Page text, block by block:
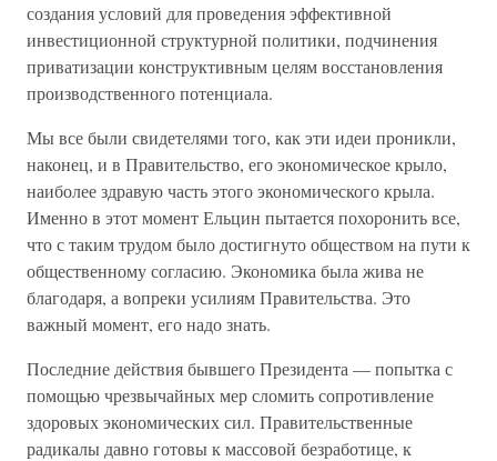
создания условий для проведения эффективной
инвестиционной структурной политики, подчинения
приватизации конструктивным целям восстановления
производственного потенциала.
Мы все были свидетелями того, как эти идеи проникли,
наконец, и в Правительство, его экономическое крыло,
наиболее здравую часть этого экономического крыла.
Именно в этот момент Ельцин пытается похоронить все,
что с таким трудом было достигнуто обществом на пути к
общественному согласию. Экономика была жива не
благодаря, а вопреки усилиям Правительства. Это
важный момент, его надо знать.
Последние действия бывшего Президента — попытка с
помощью чрезвычайных мер сломить сопротивление
здоровых экономических сил. Правительственные
радикалы давно готовы к массовой безработице, к